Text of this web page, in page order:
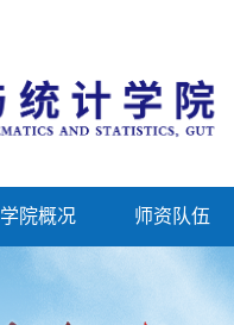
学院概况 师资队伍